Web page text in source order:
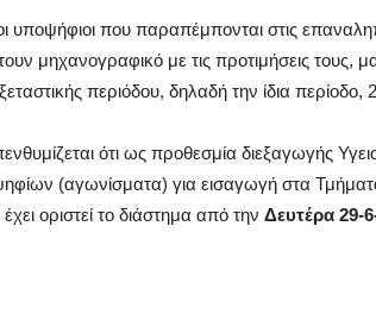
υποψήφιοι που παραπέμπονται στις
μηχανογραφικό με τις προτιμήσεις τους,
περιόδου, δηλαδή την ίδια περίοδο,
ότι ως προθεσμία διεξαγωγής
(αγωνίσματα) για εισαγωγή στα
οριστεί το διάστημα από την Δευτέρα 29-